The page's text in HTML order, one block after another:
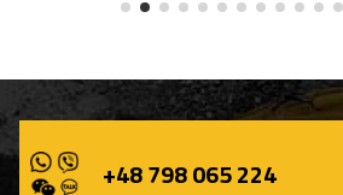
+48 798 065 224